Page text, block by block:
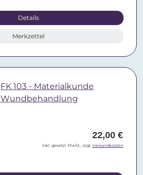
Details
Merkzettel
FK 103 - Materialkunde
Wundbehandlung
22,00 €
inkl. gesetzl. MwSt., zzgl.Versandkosten